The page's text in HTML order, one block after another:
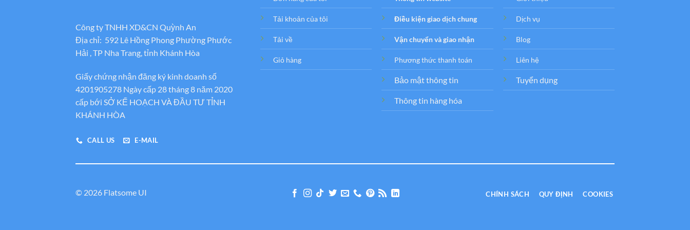
Công ty TNHH XD&CN Quỳnh An
Địa chỉ: 592 Lê Hồng Phong Phường Phước
Hải , TP Nha Trang, tỉnh Khánh Hòa
Giấy chứng nhận đăng ký kinh doanh số
4201905278 Ngày cấp 28 tháng 8 năm 2020
cấp bới SỞ KẾ HOẠCH VÀ ĐẦU TƯ TỈNH
KHÁNH HÒA
CALL US E-MAIL
Tải khoản của tôi
Tải về
Giỏ hàng
Điều kiện giao dịch chung
Vận chuyển và giao nhận
Phương thức thanh toán
Bảo mật thông tin
Thông tin hàng hóa
Dịch vụ
Blog
Liên hệ
Tuyển dụng
© 2026 Flatsome UI CHÍNH SÁCH QUY ĐỊNH COOKIES